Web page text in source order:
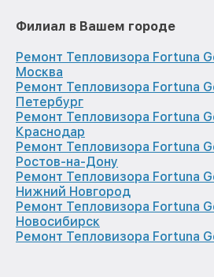
Филиал в Вашем городе
Ремонт Тепловизора Fortuna
Москва
Ремонт Тепловизора Fortuna
Петербург
Ремонт Тепловизора Fortuna
Краснодар
Ремонт Тепловизора Fortuna
Ростов-на-Дону
Ремонт Тепловизора Fortuna
Нижний Новгород
Ремонт Тепловизора Fortuna
Новосибирск
Ремонт Тепловизора Fortuna